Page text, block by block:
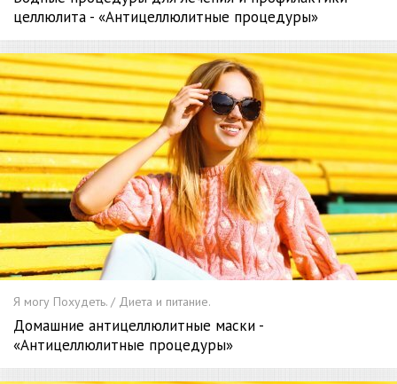
целлюлита - «Антицеллюлитные процедуры»
Я могу Похудеть. / Диета и питание.
Домашние антицеллюлитные маски -
«Антицеллюлитные процедуры»